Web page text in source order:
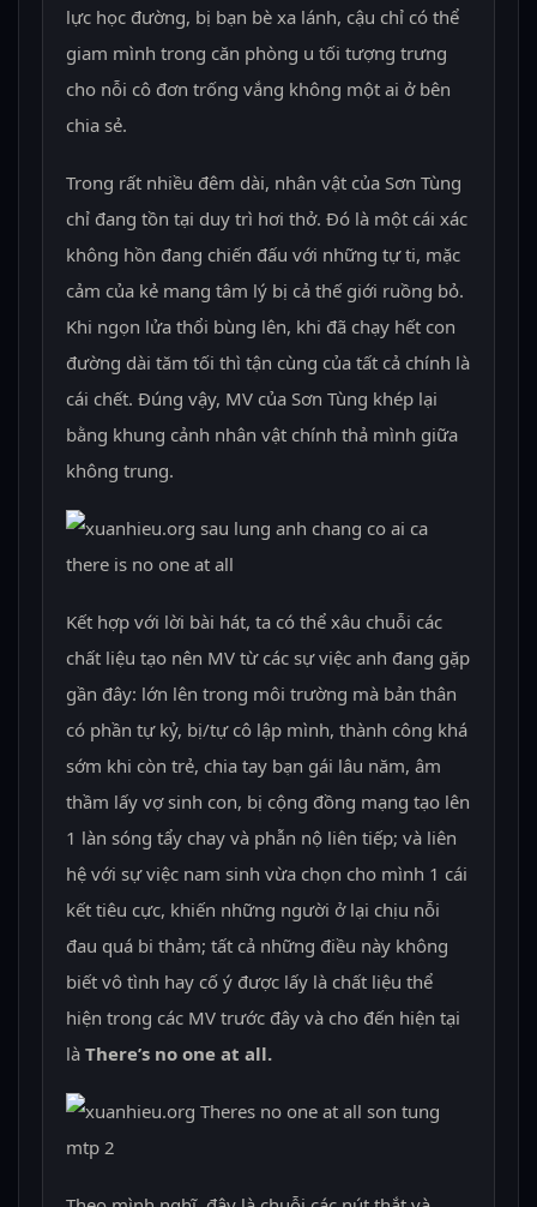
lực học đường, bị bạn bè xa lánh, cậu chỉ có thể
giam mình trong căn phòng u tối tượng trưng
cho nỗi cô đơn trống vắng không một ai ở bên
chia sẻ.
Trong rất nhiều đêm dài, nhân vật của Sơn Tùng
chỉ đang tồn tại duy trì hơi thở. Đó là một cái xác
không hồn đang chiến đấu với những tự ti, mặc
cảm của kẻ mang tâm lý bị cả thế giới ruồng bỏ.
Khi ngọn lửa thổi bùng lên, khi đã chạy hết con
đường dài tăm tối thì tận cùng của tất cả chính là
cái chết. Đúng vậy, MV của Sơn Tùng khép lại
bằng khung cảnh nhân vật chính thả mình giữa
không trung.
Kết hợp với lời bài hát, ta có thể xâu chuỗi các
chất liệu tạo nên MV từ các sự việc anh đang gặp
gần đây: lớn lên trong môi trường mà bản thân
có phần tự kỷ, bị/tự cô lập mình, thành công khá
sớm khi còn trẻ, chia tay bạn gái lâu năm, âm
thầm lấy vợ sinh con, bị cộng đồng mạng tạo lên
1 làn sóng tẩy chay và phẫn nộ liên tiếp; và liên
hệ với sự việc nam sinh vừa chọn cho mình 1 cái
kết tiêu cực, khiến những người ở lại chịu nỗi
đau quá bi thảm; tất cả những điều này không
biết vô tình hay cố ý được lấy là chất liệu thể
hiện trong các MV trước đây và cho đến hiện tại
là There’s no one at all.